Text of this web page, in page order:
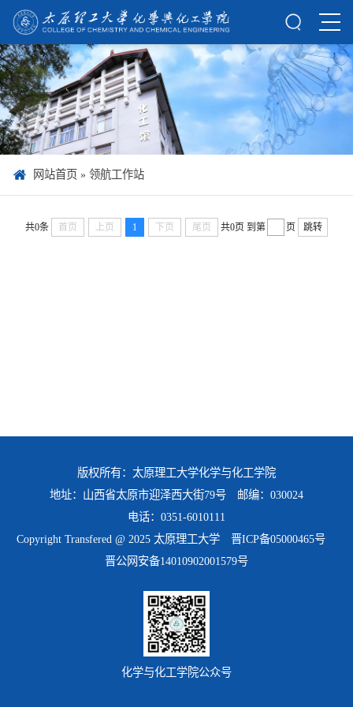
网站首页 » 领航工作站
共0条 首页 上页 1 下页 尾页 共0页 到第 页 跳转
版权所有：太原理工大学化学与化工学院
地址：山西省太原市迎泽西大街79号 邮编：030024
电话：0351-6010111
Copyright Transfered @ 2025 太原理工大学 晋ICP备05000465号
晋公网安备14010902001579号
化学与化工学院公众号